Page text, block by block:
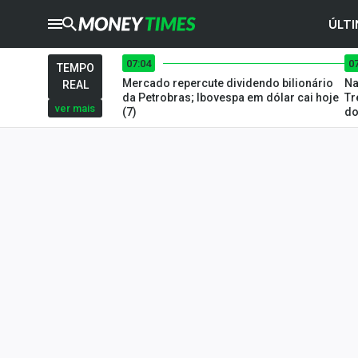
CRYPTOTIMES
TIMES
Ibovespa
TEMPO
REAL
ver mais
07:04
Mercado repercute dividendo bilionário
da Petrobras; Ibovespa em dólar cai hoje
(7)